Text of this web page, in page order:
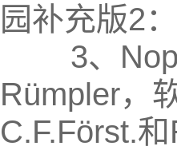
园补充版2
3、
Rümpler，
C.F.Först.